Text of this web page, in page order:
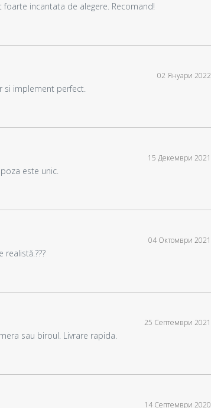
incantata de alegere. Recomand!
02 Януари 2022
si implement perfect.
15 Декември 2021
este unic.
04 Октомври 2021
25 Септември 2021
sau biroul. Livrare rapida.
14 Септември 2020